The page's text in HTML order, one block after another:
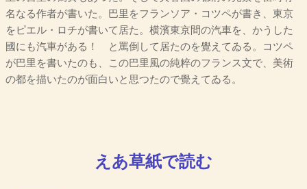
名なる作者が書いた。巴里をフランソア・コツペが書き、東京
をピエル・ロチが書いて居た。横濱東京間の汽車を、かうした
國にも汽車がある！ と罵倒して居たのを覺えてゐる。コツペ
が巴里を書いたのも、この巴里風の純粹のフランス文で、美術
の都を描いたのが面白いと思つたので覺えてゐる。
えあ草紙で読む